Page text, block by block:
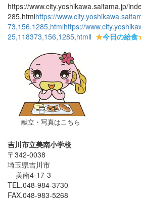
https://www.city.yoshikawa.saitama.jp/
285,htmlhttps://
73,156,1285,htmlhttps://
25,118373,156,1285,htmll ★今日の給食
献立・写真はこちら
吉川市立美南小学校
〒342-0038
埼玉県吉川市
美南4-17-3
TEL.048-984-3730
FAX.048-983-5268